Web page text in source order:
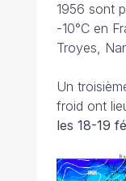
1956 sont
-10°C en
Troyes,
Un
froid ont
les 18-19